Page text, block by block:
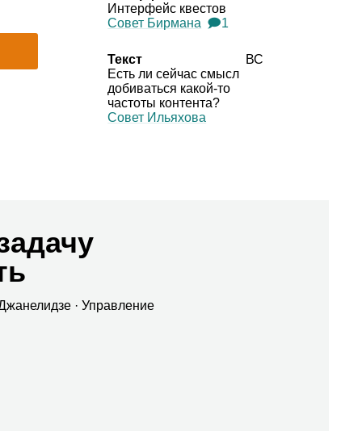
Интерфейс квестов
Совет Бирмана 🗩1
Текст
Есть ли сейчас смысл
добиваться какой‑то
частоты контента?
Совет Ильяхова
ВС
· Управ­ле­ние